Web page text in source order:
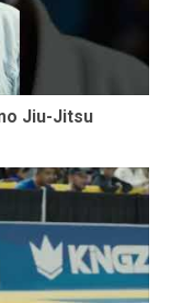
Jiu-Jitsu
...